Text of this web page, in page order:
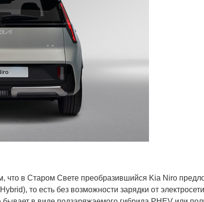
что в Старом Свете преобразившийся Kia Niro
то есть без возможности зарядки от